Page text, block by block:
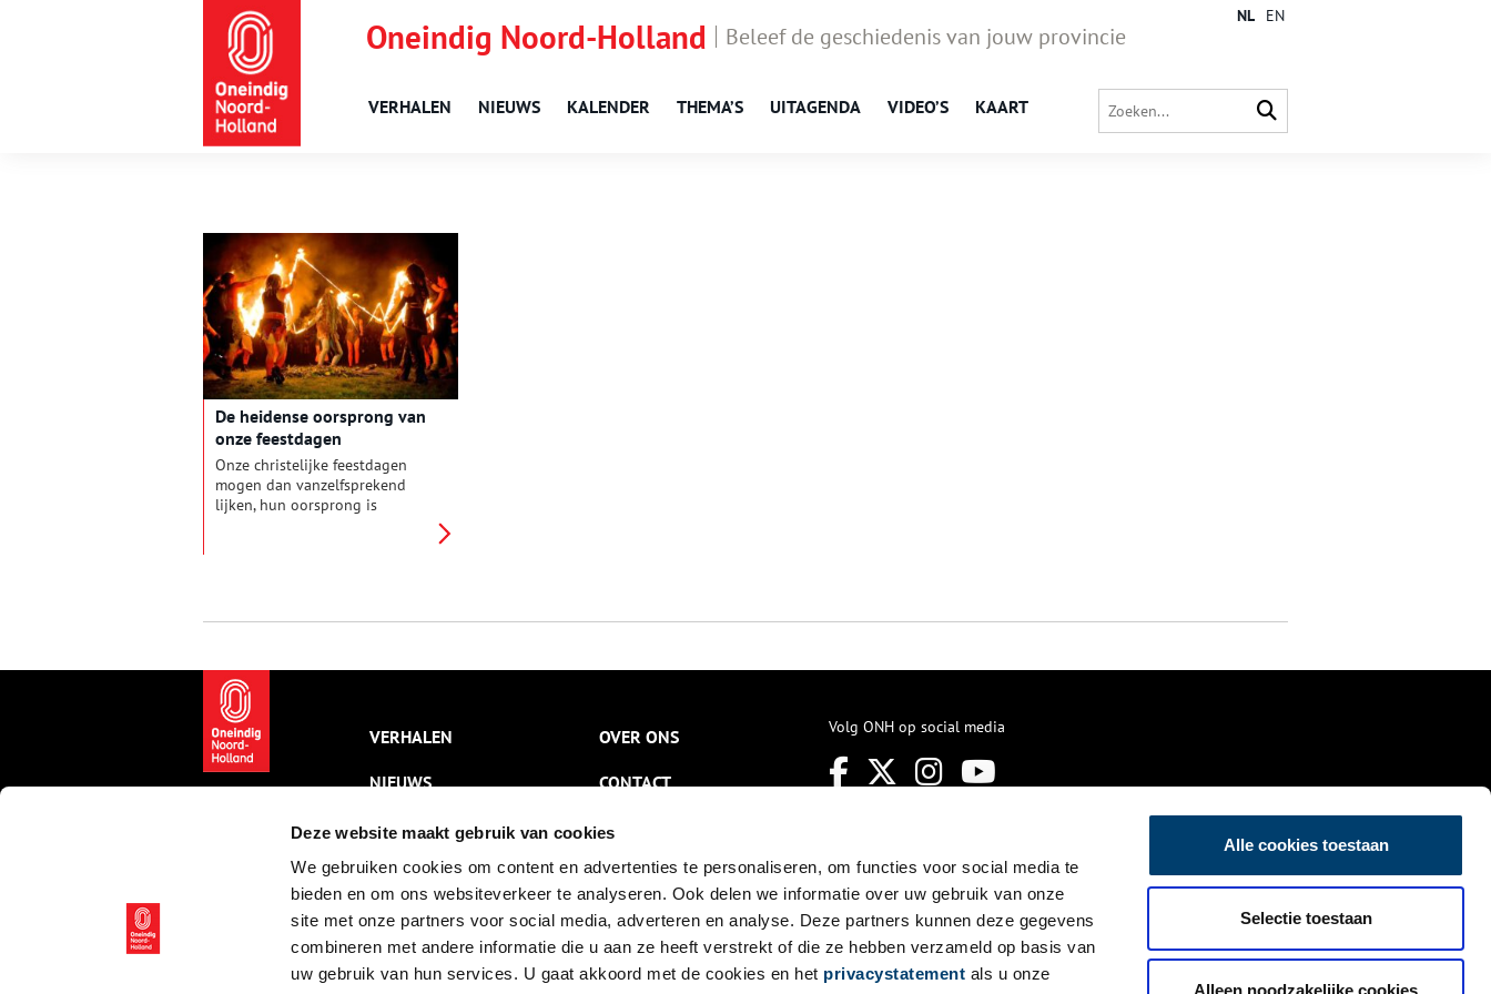
Deze website maakt gebruik van cookies
We gebruiken cookies om content en advertenties te personaliseren, om functies voor social media te
bieden en om ons websiteverkeer te analyseren. Ook delen we informatie over uw gebruik van onze
site met onze partners voor social media, adverteren en analyse. Deze partners kunnen deze gegevens
combineren met andere informatie die u aan ze heeft verstrekt of die ze hebben verzameld op basis van
uw gebruik van hun services. U gaat akkoord met de cookies en het privacystatement als u onze
Alle cookies toestaan
Selectie toestaan
Alleen noodzakelijke cookies
Oneindig Noord-Holland Beleef de geschiedenis van jouw provincie
VERHALEN NIEUWS KALENDER THEMA’S UITAGENDA VIDEO’S KAART
NL EN
De heidense oorsprong van
onze feestdagen
Onze christelijke feestdagen
mogen dan vanzelfsprekend
lijken, hun oorsprong is
ontstaan uit heidense
bestaande feesten een
christelijk tintje te geven.
VERHALEN
NIEUWS
KALENDER
THEMA’S
ACTIVITEITEN
VIDEO’S
OVER ONS
CONTACT
NIEUWSBRIEF
DISCLAIMER
PRIVACY
TOEGANKELIJKHEID
Volg ONH op social media